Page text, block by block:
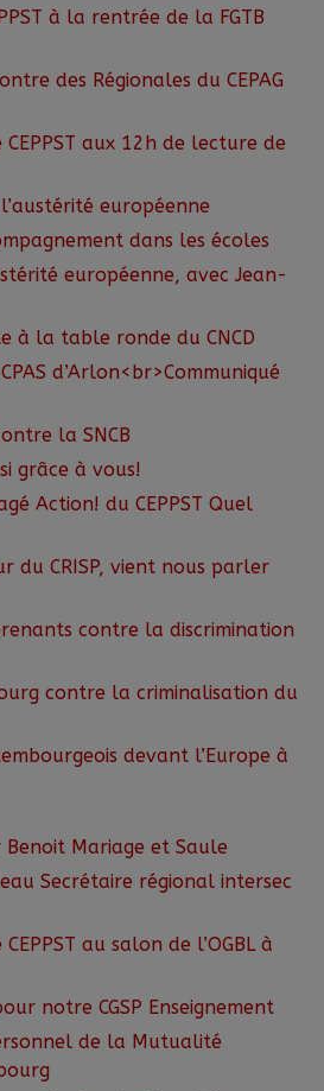
à la rentrée de la FGTB
des Régionales du CEPAG
aux 12h de lecture de
européenne
dans les écoles
européenne, avec Jean-
à la table ronde du CNCD
d’Arlon<br>Communiqué
la SNCB
grâce à vous!
Action! du CEPPST Quel
du CRISP, vient nous parler
contre la discrimination
contre la criminalisation du
devant l’Europe à
Mariage et Saule
Secrétaire régional intersec
au salon de l’OGBL à
notre CGSP Enseignement
de la Mutualité